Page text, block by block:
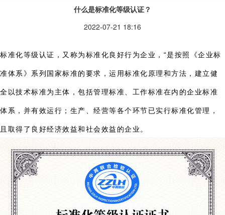
什么是标准化等级认证？
2022-07-21 18:16
标准化等级认证，又称为标准化良好行为企业，“是按照《企业标
准体系》系列国家标准的要求，运用标准化原理和方法，建立健
全以技术标准为主体，包括管理标准、工作标准在内的企业标准
体系，并有效运行；生产、经营等各个环节已实行标准化管理，
且取得了良好经济效益和社会效益的企业。